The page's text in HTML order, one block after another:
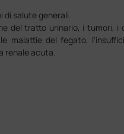
di salute generali
del tratto urinario, i tumori, i
malattie del fegato,
renale acuta.